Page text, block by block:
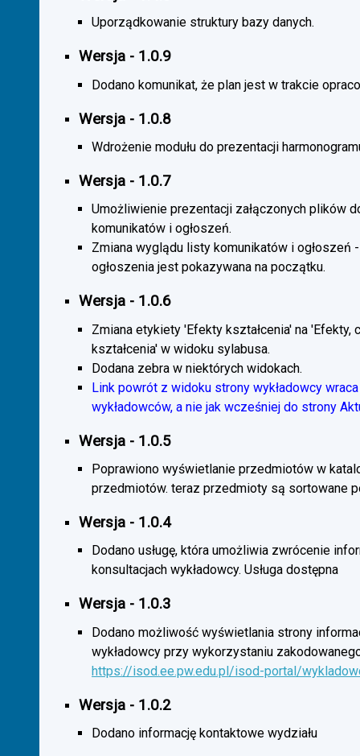
Uporządkowanie struktury bazy danych.
Wersja - 1.0.9
Dodano komunikat, że plan jest w trakcie
Wersja - 1.0.8
Wdrożenie modułu do prezentacji
Wersja - 1.0.7
Umożliwienie prezentacji załączonych plików
komunikatów i ogłoszeń.
Zmiana wyglądu listy komunikatów i ogłoszeń
ogłoszenia jest pokazywana na początku.
Wersja - 1.0.6
Zmiana etykiety 'Efekty kształcenia' na 'Efekty,
kształcenia' w widoku sylabusa.
Dodana zebra w niektórych widokach.
Link powrót z widoku strony wykładowcy
wykładowców, a nie jak wcześniej do strony
Wersja - 1.0.5
Poprawiono wyświetlanie przedmiotów w
przedmiotów. teraz przedmioty są sortowane
Wersja - 1.0.4
Dodano usługę, która umożliwia zwrócenie
konsultacjach wykładowcy. Usługa dostępna
Wersja - 1.0.3
Dodano możliwość wyświetlania strony
wykładowcy przy wykorzystaniu
https://isod.ee.pw.edu.pl/isod-portal/
Wersja - 1.0.2
Dodano informację kontaktowe wydziału